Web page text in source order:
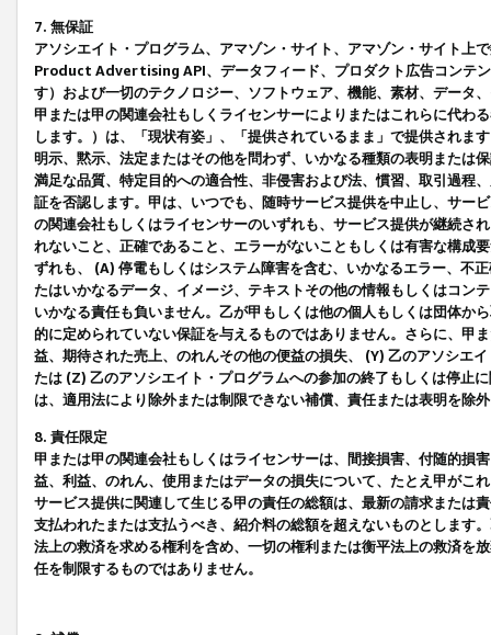
7. 無保証
アソシエイト・プログラム、アマゾン・サイト、アマゾン・サイト上
Product Advertising API、データフィード、プロダクト広告コンテ
す）および一切のテクノロジー、ソフトウェア、機能、素材、データ
甲または甲の関連会社もしくライセンサーによりまたはこれらに代わ
します。）は、「現状有姿」、「提供されているまま」で提供されま
明示、黙示、法定またはその他を問わず、いかなる種類の表明または
満足な品質、特定目的への適合性、非侵害および法、慣習、取引過程
証を否認します。甲は、いつでも、随時サービス提供を中止し、サー
の関連会社もしくはライセンサーのいずれも、サービス提供が継続さ
れないこと、正確であること、エラーがないこともしくは有害な構成
ずれも、 (A) 停電もしくはシステム障害を含む、いかなるエラー、不
たはいかなるデータ、イメージ、テキストその他の情報もしくはコン
いかなる責任も負いません。乙が甲もしくは他の個人もしくは団体か
的に定められていない保証を与えるものではありません。さらに、甲
益、期待された売上、のれんその他の便益の損失、 (Y) 乙のアソシエ
たは (Z) 乙のアソシエイト・プログラムへの参加の終了もしくは停止
は、適用法により除外または制限できない補償、責任または表明を除
8. 責任限定
甲または甲の関連会社もしくはライセンサーは、間接損害、付随的損
益、利益、のれん、使用またはデータの損失について、たとえ甲がこ
サービス提供に関連して生じる甲の責任の総額は、最新の請求または
支払われたまたは支払うべき、紹介料の総額を超えないものとします
法上の救済を求める権利を含め、一切の権利または衡平法上の救済を
任を制限するものではありません。